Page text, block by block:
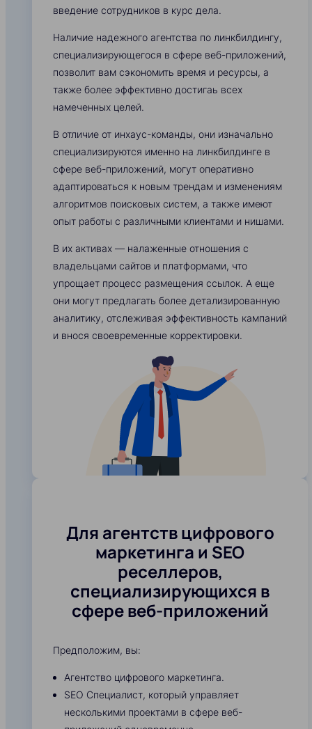
введение сотрудников в курс дела.
Наличие надежного агентства по линкбилдингу,
специализирующегося в сфере веб-приложений,
позволит вам сэкономить время и ресурсы, а
также более эффективно достигаь всех
намеченных целей.
В отличие от инхаус-команды, они изначально
специализируются именно на линкбилдинге в
сфере веб-приложений, могут оперативно
адаптироваться к новым трендам и изменениям
алгоритмов поисковых систем, а также имеют
опыт работы с различными клиентами и нишами.
В их активах — налаженные отношения с
владельцами сайтов и платформами, что
упрощает процесс размещения ссылок. А еще
они могут предлагать более детализированную
аналитику, отслеживая эффективность кампаний
и внося своевременные корректировки.
Для агентств цифрового
маркетинга и SEO
реселлеров,
специализирующихся в
сфере веб-приложений
Предположим, вы:
Агентство цифрового маркетинга.
SEO Специалист, который управляет
несколькими проектами в сфере веб-